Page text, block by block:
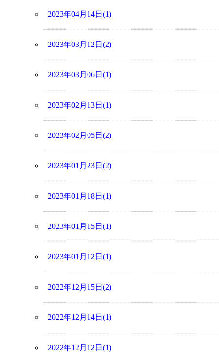
2023年04月14日(1)
2023年03月12日(2)
2023年03月06日(1)
2023年02月13日(1)
2023年02月05日(2)
2023年01月23日(2)
2023年01月18日(1)
2023年01月15日(1)
2023年01月12日(1)
2022年12月15日(2)
2022年12月14日(1)
2022年12月12日(1)